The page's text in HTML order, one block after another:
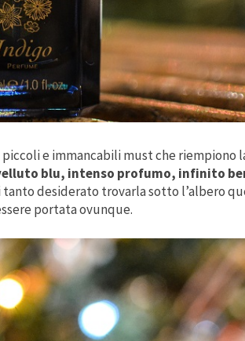
e immancabili must che riempiono
blu, intenso profumo, infinito
tanto desiderato trovarla sotto l’albero
portata ovunque.